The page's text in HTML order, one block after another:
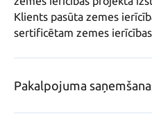
Klients pasūta zemes
sertificētam zemes
Pakalpojuma